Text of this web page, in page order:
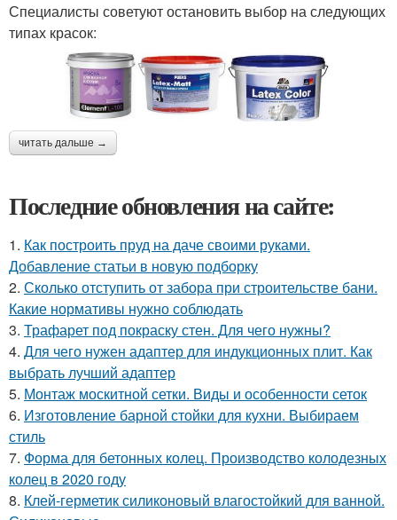
Специалисты советуют остановить выбор на следующих
типах красок:
читать дальше →
Последние обновления на сайте:
1. Как построить пруд на даче своими руками.
Добавление статьи в новую подборку
2. Сколько отступить от забора при строительстве бани.
Какие нормативы нужно соблюдать
3. Трафарет под покраску стен. Для чего нужны?
4. Для чего нужен адаптер для индукционных плит. Как
выбрать лучший адаптер
5. Монтаж москитной сетки. Виды и особенности сеток
6. Изготовление барной стойки для кухни. Выбираем
стиль
7. Форма для бетонных колец. Производство колодезных
колец в 2020 году
8. Клей-герметик силиконовый влагостойкий для ванной.